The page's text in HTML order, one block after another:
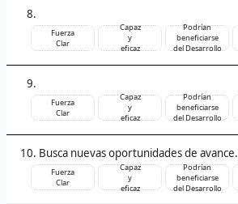
Fuerza
Clar
Capaz
y
eficaz
Podrían
beneficiarse
del Desarrollo
Fuerza
Clar
Capaz
y
eficaz
Podrían
beneficiarse
del Desarrollo
Busca nuevas oportunidades de avance.
Fuerza
Clar
Capaz
y
eficaz
Podrían
beneficiarse
del Desarrollo